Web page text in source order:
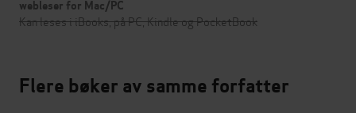
webleser for Mac/PC
Kan leses i iBooks, på PC, Kindle og PocketBook
Flere bøker av samme forfatter